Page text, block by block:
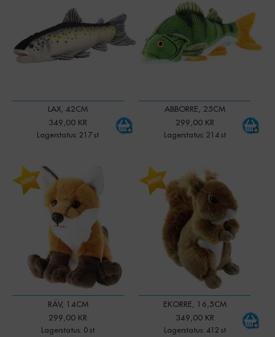
LAX, 42CM
349,00 KR
Lagerstatus: 217 st
ABBORRE, 25CM
299,00 KR
Lagerstatus: 214 st
RÄV, 14CM
299,00 KR
Lagerstatus: 0 st
EKORRE, 16,5CM
349,00 KR
Lagerstatus: 412 st
Qty: +
-